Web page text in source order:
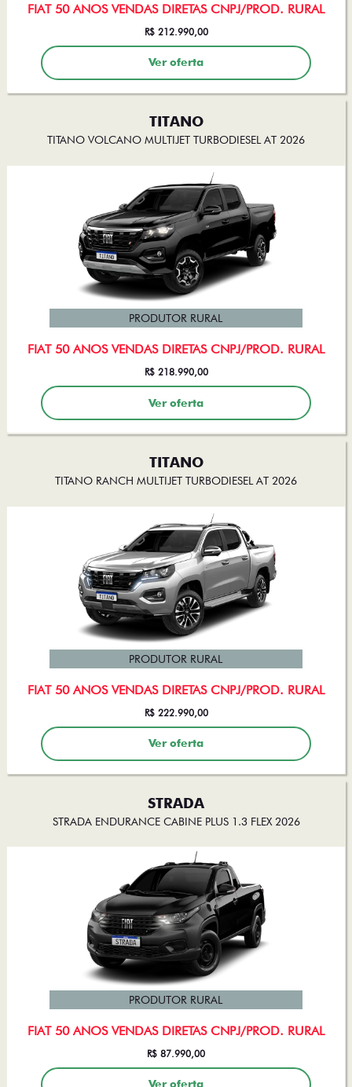
FIAT 50 ANOS VENDAS DIRETAS CNPJ/PROD. RURAL
R$ 212.990,00
Ver oferta
TITANO
TITANO VOLCANO MULTIJET TURBODIESEL AT 2026
FIAT 50 ANOS VENDAS DIRETAS CNPJ/PROD. RURAL
PRODUTOR RURAL
R$ 218.990,00
Ver oferta
TITANO
TITANO RANCH MULTIJET TURBODIESEL AT 2026
FIAT 50 ANOS VENDAS DIRETAS CNPJ/PROD. RURAL
PRODUTOR RURAL
R$ 222.990,00
Ver oferta
STRADA
STRADA ENDURANCE CABINE PLUS 1.3 FLEX 2026
FIAT 50 ANOS VENDAS DIRETAS CNPJ/PROD. RURAL
PRODUTOR RURAL
R$ 87.990,00
Ver oferta